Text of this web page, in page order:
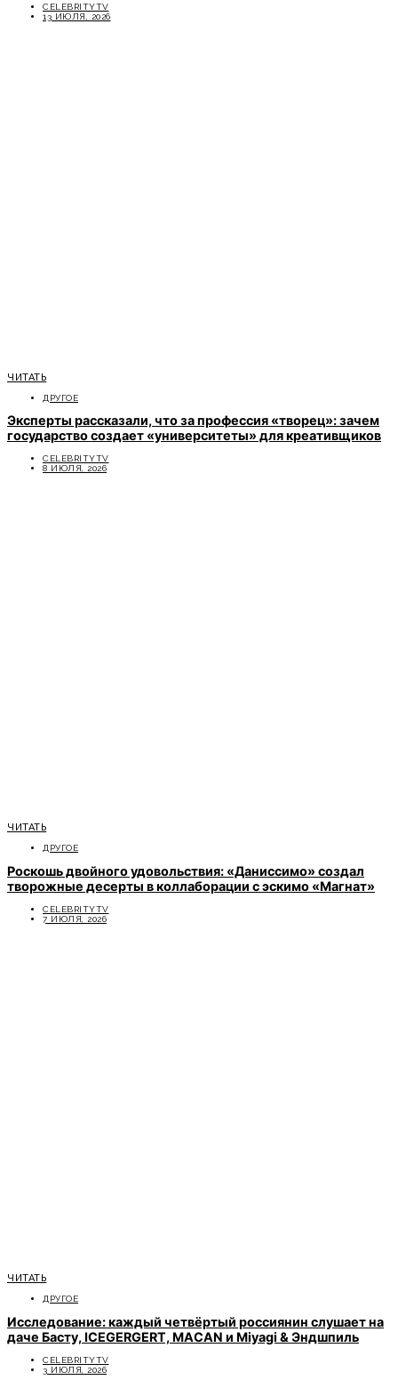
CELEBRITYTV
13 ИЮЛЯ, 2026
ЧИТАТЬ
ДРУГОЕ
Эксперты рассказали, что за профессия «творец»: зачем
государство создает «университеты» для креативщиков
CELEBRITYTV
8 ИЮЛЯ, 2026
ЧИТАТЬ
ДРУГОЕ
Роскошь двойного удовольствия: «Даниссимо» создал
творожные десерты в коллаборации с эскимо «Магнат»
CELEBRITYTV
7 ИЮЛЯ, 2026
ЧИТАТЬ
ДРУГОЕ
Исследование: каждый четвёртый россиянин слушает на
даче Басту, ICEGERGERT, MACAN и Miyagi & Эндшпиль
CELEBRITYTV
3 ИЮЛЯ, 2026